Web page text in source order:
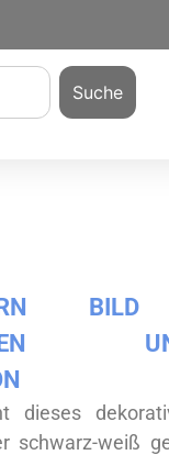
Suche
BILD
dieses
schwarz-weiß